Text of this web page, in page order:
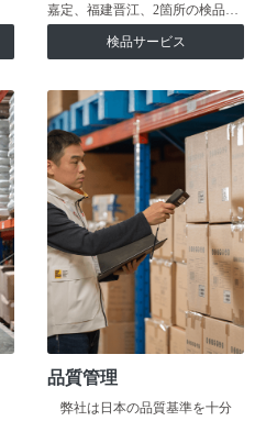
嘉定、福建晋江、2箇所の検品…
検品サービス
品質管理
弊社は日本の品質基準を十分